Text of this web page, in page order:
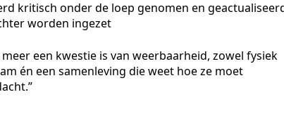
kritisch onder de loep genomen en
worden ingezet
een kwestie is van weerbaarheid, zowel fysiek
én een samenleving die weet hoe ze moet